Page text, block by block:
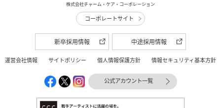
株式会社チャーム・ケア・コーポレーション
コーポレートサイト
新卒採用情報 中途採用情報
運営会社情報 サイトポリシー 個人情報保護方針 情報セキュリティ基本方針
公式アカウント一覧